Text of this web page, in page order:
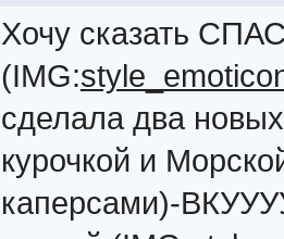
Хочу сказать
(IMG:
сделала два
курочкой и
каперсами)-